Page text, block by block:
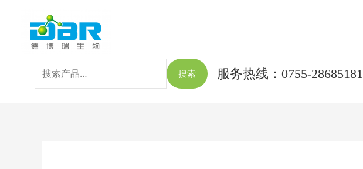
索：
搜索 服务热线：0755-28685181